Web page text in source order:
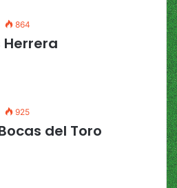
864
Herrera
925
del Toro